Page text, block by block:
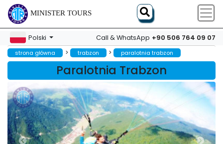
MINISTER TOURS
Polski Call & WhatsApp +90 506 764 09 07
strona główna > trabzon > paralotnia trabzon
Paralotnia Trabzon